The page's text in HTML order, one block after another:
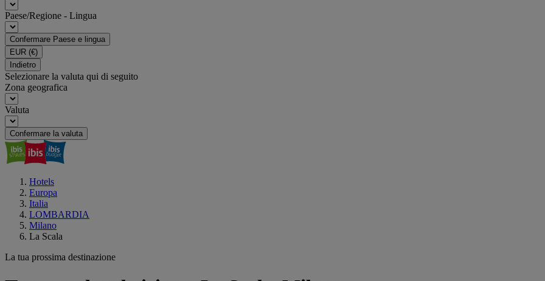
Paese/Regione - Lingua
Confermare Paese e lingua
EUR (€)
Indietro
Selezionare la valuta qui di seguito
Zona geografica
Valuta
Confermare la valuta
Hotels
Europa
Italia
LOMBARDIA
Milano
La Scala
La tua prossima destinazione